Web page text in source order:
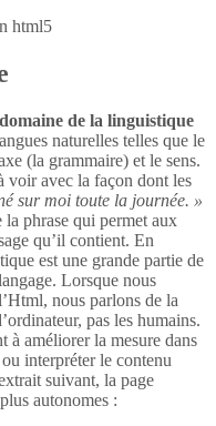
html5
domaine de la linguistique
naturelles telles que le
(la grammaire) et le sens.
voir avec la façon dont les
sur moi toute la journée. »
la phrase qui permet aux
qu’il contient. En
est une grande partie de
Lorsque nous
nous parlons de la
pas les humains.
à améliorer la mesure dans
interpréter le contenu
suivant, la page
autonomes :